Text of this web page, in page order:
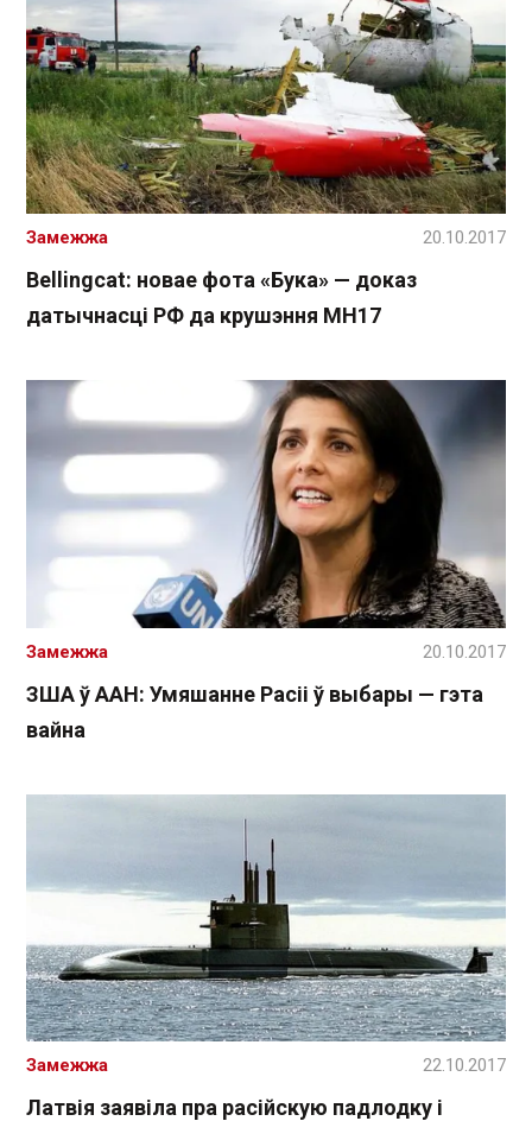
Bellingcat: новае фота «Бука» — доказ
датычнасці РФ да крушэння MH17
Замежжа 20.10.2017
ЗША ў ААН: Умяшанне Расіі ў выбары — гэта
вайна
Замежжа 20.10.2017
Латвія заявіла пра расійскую падлодку і
Замежжа 22.10.2017